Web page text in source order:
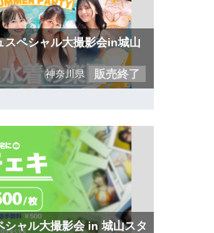
ペシャル大撮影会in城山
神奈川県 販売終了
シャル大撮影会 in 城山スタ